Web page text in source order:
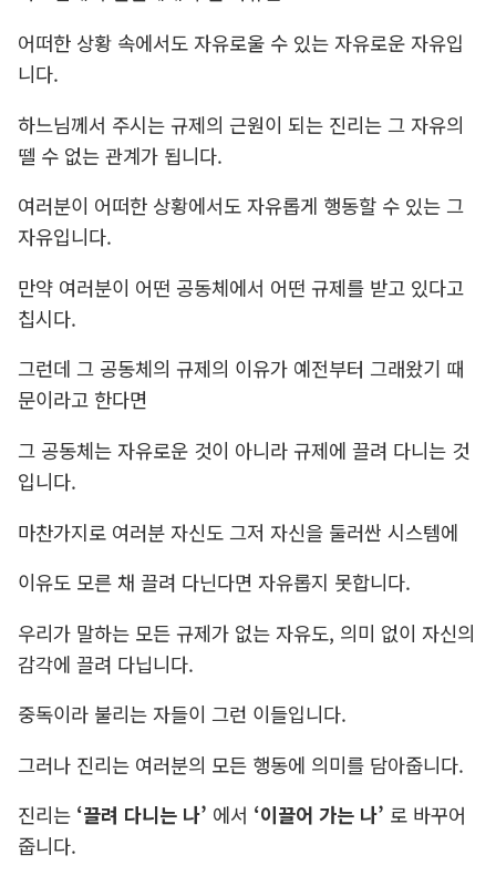
어떠한 상황 속에서도 자유로울 수 있는 자유로운 자유입
니다.
하느님께서 주시는 규제의 근원이 되는 진리는 그 자유의
뗄 수 없는 관계가 됩니다.
여러분이 어떠한 상황에서도 자유롭게 행동할 수 있는 그
자유입니다.
만약 여러분이 어떤 공동체에서 어떤 규제를 받고 있다고
칩시다.
그런데 그 공동체의 규제의 이유가 예전부터 그래왔기 때
문이라고 한다면
그 공동체는 자유로운 것이 아니라 규제에 끌려 다니는 것
입니다.
마찬가지로 여러분 자신도 그저 자신을 둘러싼 시스템에
이유도 모른 채 끌려 다닌다면 자유롭지 못합니다.
우리가 말하는 모든 규제가 없는 자유도, 의미 없이 자신의
감각에 끌려 다닙니다.
중독이라 불리는 자들이 그런 이들입니다.
그러나 진리는 여러분의 모든 행동에 의미를 담아줍니다.
진리는 ‘끌려 다니는 나’ 에서 ‘이끌어 가는 나’ 로 바꾸어
줍니다.